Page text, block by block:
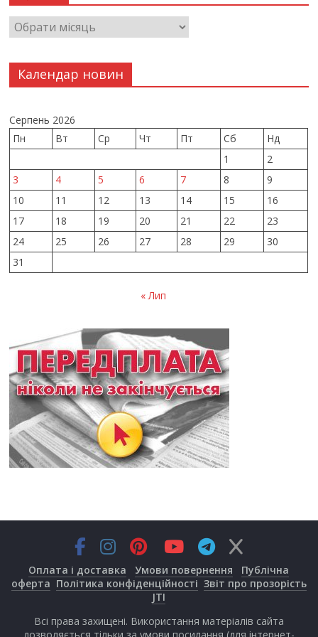
Календар новин
Серпень 2026
Пн
Вт Ср Чт Пт Сб
Нд
1
2
3
4 5 6 7 8
9
10
11 12 13 14 15
16
17
18 19 20 21 22
23
24
25 26 27 28 29
30
31
« Лип
Оплата і доставка Умови повернення
Публічна
оферта Політика конфіденційності Звіт про прозорість
JTI
Всі права захищені. Використання матеріалів сайта